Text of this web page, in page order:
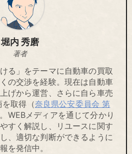
堀内 秀磨
著者
る」をテーマに自動車の買取
の交渉を経験。現在は自動車
げから運営、さらに自ら車売
取得（奈良県公安委員会 第
WEBメディアを通じて分かり
すく解説し、リユースに関す
、適切な判断ができるように
を発信中。